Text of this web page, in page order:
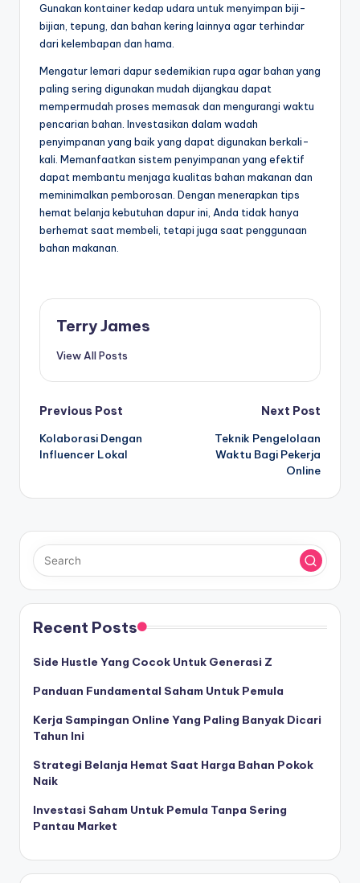
Gunakan kontainer kedap udara untuk menyimpan biji-
bijian, tepung, dan bahan kering lainnya agar terhindar
dari kelembapan dan hama.
Mengatur lemari dapur sedemikian rupa agar bahan yang
paling sering digunakan mudah dijangkau dapat
mempermudah proses memasak dan mengurangi waktu
pencarian bahan. Investasikan dalam wadah
penyimpanan yang baik yang dapat digunakan berkali-
kali. Memanfaatkan sistem penyimpanan yang efektif
dapat membantu menjaga kualitas bahan makanan dan
meminimalkan pemborosan. Dengan menerapkan tips
hemat belanja kebutuhan dapur ini, Anda tidak hanya
berhemat saat membeli, tetapi juga saat penggunaan
bahan makanan.
Terry James
View All Posts
Post
navigation
Previous Post
Kolaborasi Dengan
Influencer Lokal
Next Post
Teknik Pengelolaan
Waktu Bagi Pekerja
Online
Recent Posts
Side Hustle Yang Cocok Untuk Generasi Z
Panduan Fundamental Saham Untuk Pemula
Kerja Sampingan Online Yang Paling Banyak Dicari
Tahun Ini
Strategi Belanja Hemat Saat Harga Bahan Pokok
Naik
Investasi Saham Untuk Pemula Tanpa Sering
Pantau Market